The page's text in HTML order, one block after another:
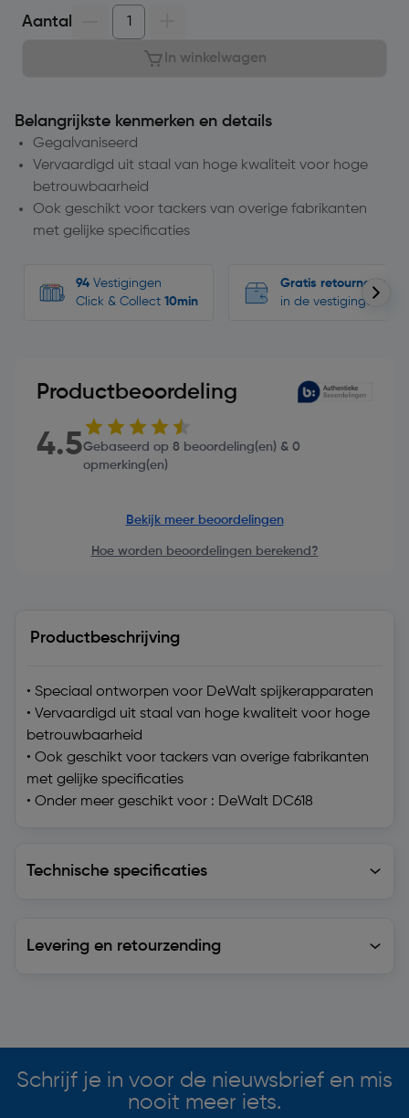
Aantal
In winkelwagen
Belangrijkste kenmerken en details
Gegalvaniseerd
Vervaardigd uit staal van hoge kwaliteit voor hoge
betrouwbaarheid
Ook geschikt voor tackers van overige fabrikanten
met gelijke specificaties
94 Vestigingen
Click & Collect 10min
Gratis retourneren
in de vestigingen
Productbeoordeling
4.5Gebaseerd op 8 beoordeling(en) & 0
opmerking(en)
Bekijk meer beoordelingen
Hoe worden beoordelingen berekend?
Productbeschrijving
• Speciaal ontworpen voor DeWalt spijkerapparaten
• Vervaardigd uit staal van hoge kwaliteit voor hoge
betrouwbaarheid
• Ook geschikt voor tackers van overige fabrikanten
met gelijke specificaties
• Onder meer geschikt voor : DeWalt DC618
Technische specificaties
Levering en retourzending
Schrijf je in voor de nieuwsbrief en mis
nooit meer iets.